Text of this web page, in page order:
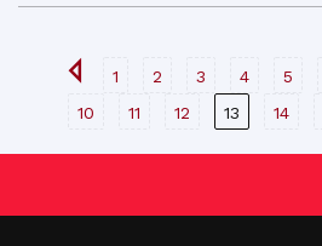
1 2 3 4 5
10
11 12 13 14